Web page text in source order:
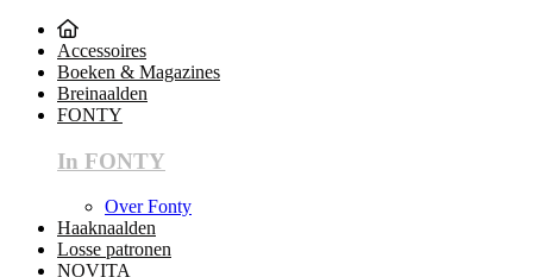
Accessoires
Boeken & Magazines
Breinaalden
FONTY
In FONTY
Over Fonty
Haaknaalden
Losse patronen
NOVITA